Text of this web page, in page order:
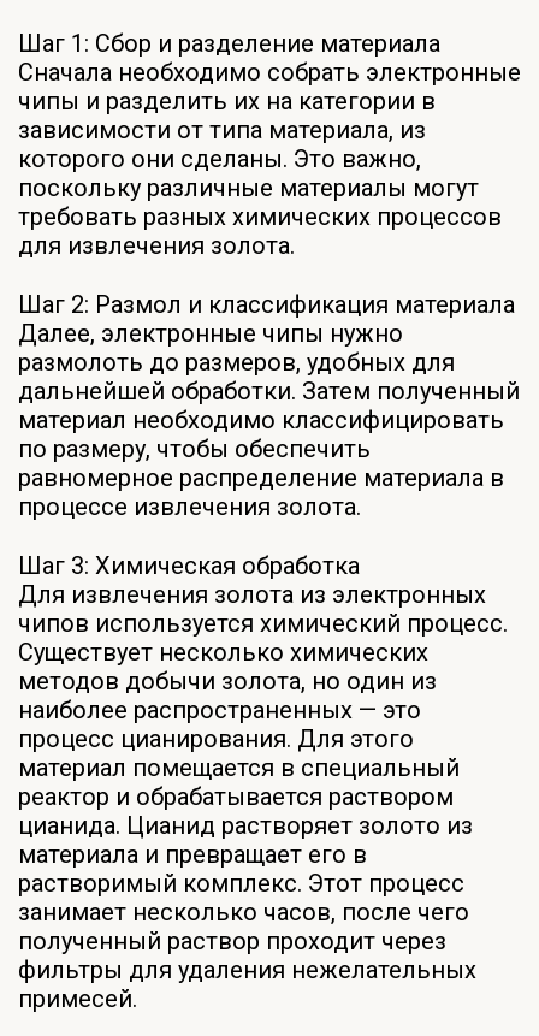
Шаг 1: Сбор и разделение материала
Сначала необходимо собрать электронные
чипы и разделить их на категории в
зависимости от типа материала, из
которого они сделаны. Это важно,
поскольку различные материалы могут
требовать разных химических процессов
для извлечения золота.
Шаг 2: Размол и классификация материала
Далее, электронные чипы нужно
размолоть до размеров, удобных для
дальнейшей обработки. Затем полученный
материал необходимо классифицировать
по размеру, чтобы обеспечить
равномерное распределение материала в
процессе извлечения золота.
Шаг 3: Химическая обработка
Для извлечения золота из электронных
чипов используется химический процесс.
Существует несколько химических
методов добычи золота, но один из
наиболее распространенных — это
процесс цианирования. Для этого
материал помещается в специальный
реактор и обрабатывается раствором
цианида. Цианид растворяет золото из
материала и превращает его в
растворимый комплекс. Этот процесс
занимает несколько часов, после чего
полученный раствор проходит через
фильтры для удаления нежелательных
примесей.